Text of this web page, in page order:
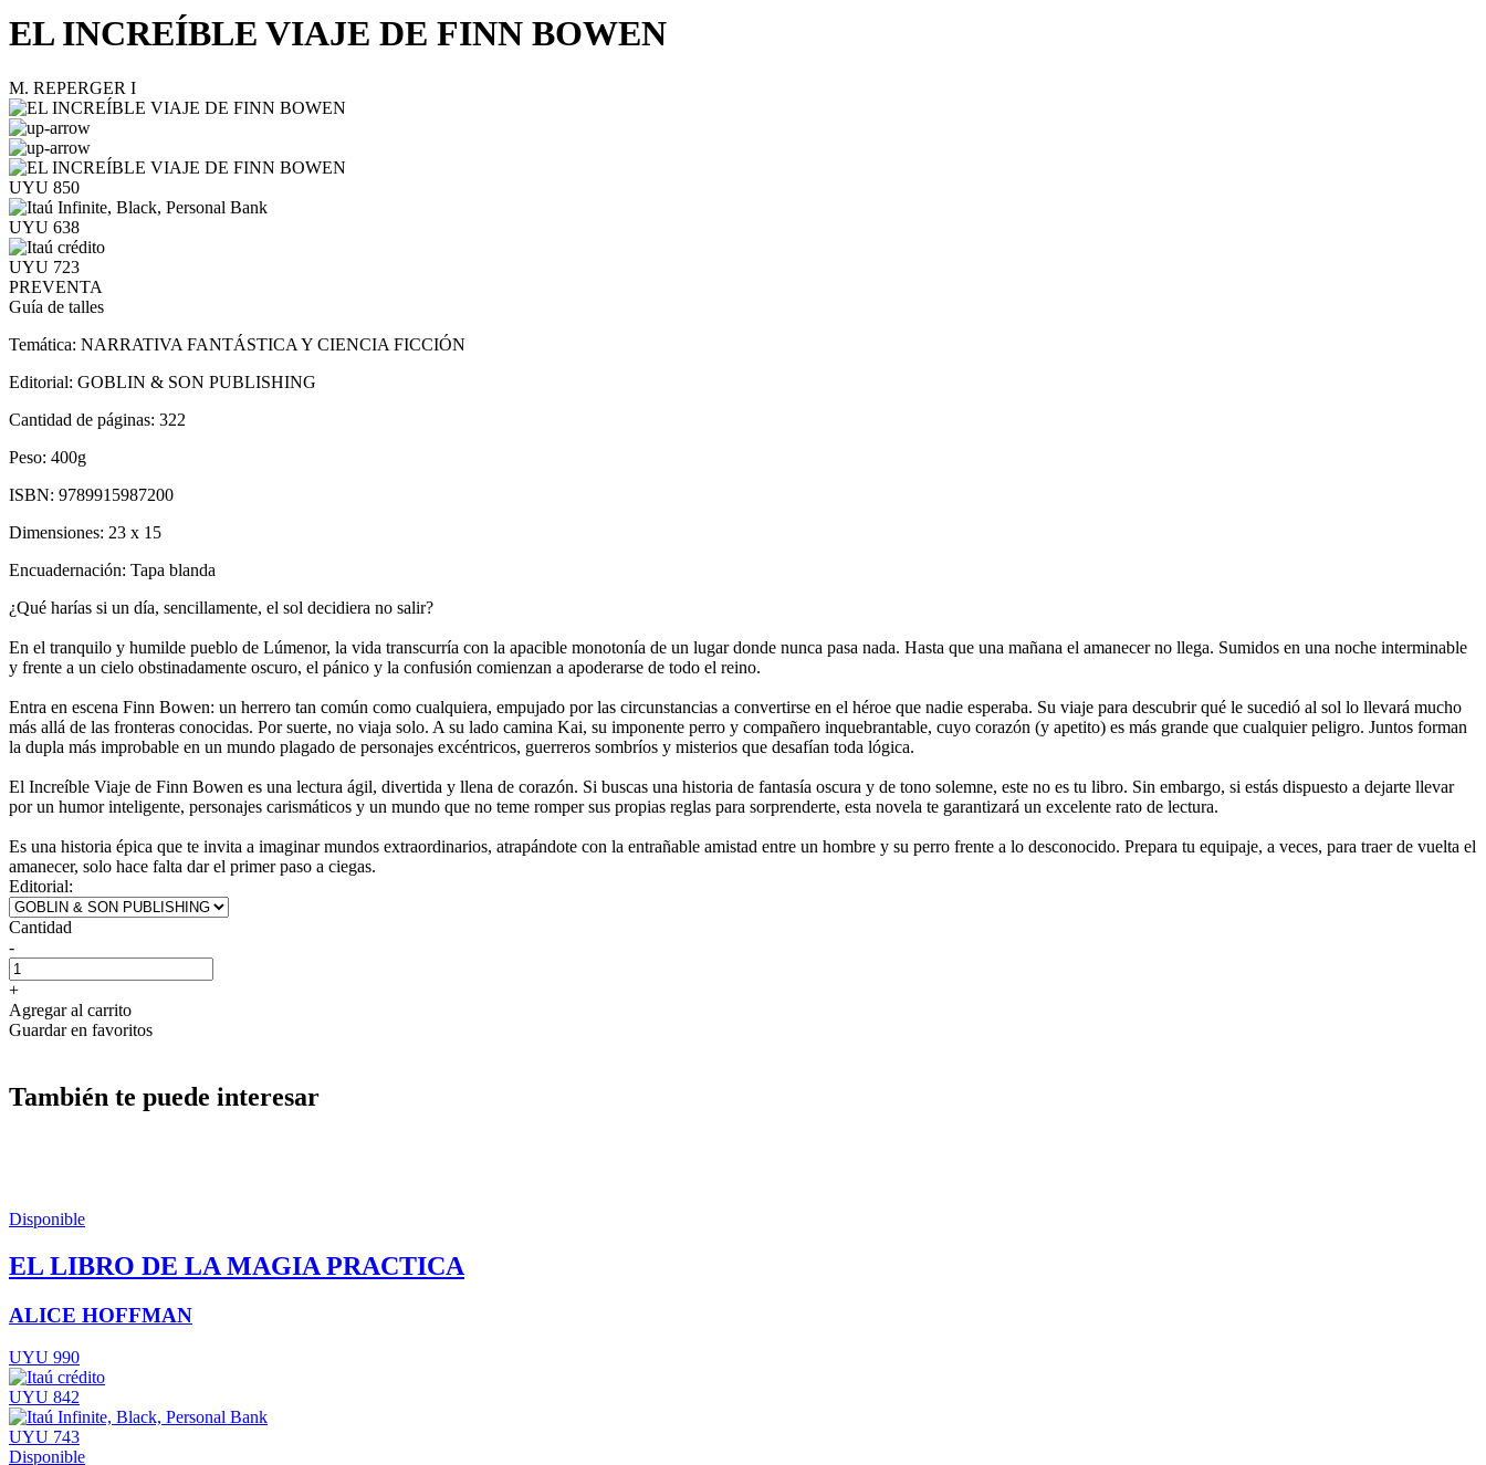
EL INCREÍBLE VIAJE DE FINN BOWEN
M. REPERGER I
UYU 850
UYU 638
UYU 723
PREVENTA
Guía de talles
Temática: NARRATIVA FANTÁSTICA Y CIENCIA FICCIÓN
Editorial: GOBLIN & SON PUBLISHING
Cantidad de páginas: 322
Peso: 400g
ISBN: 9789915987200
Dimensiones: 23 x 15
Encuadernación: Tapa blanda
¿Qué harías si un día, sencillamente, el sol decidiera no salir?
En el tranquilo y humilde pueblo de Lúmenor, la vida transcurría con la apacible monotonía de un lugar donde nunca pasa nada. Hasta que una mañana el amanecer no llega. Sumidos en una noche interminable
y frente a un cielo obstinadamente oscuro, el pánico y la confusión comienzan a apoderarse de todo el reino.
Entra en escena Finn Bowen: un herrero tan común como cualquiera, empujado por las circunstancias a convertirse en el héroe que nadie esperaba. Su viaje para descubrir qué le sucedió al sol lo llevará mucho
más allá de las fronteras conocidas. Por suerte, no viaja solo. A su lado camina Kai, su imponente perro y compañero inquebrantable, cuyo corazón (y apetito) es más grande que cualquier peligro. Juntos forman
la dupla más improbable en un mundo plagado de personajes excéntricos, guerreros sombríos y misterios que desafían toda lógica.
El Increíble Viaje de Finn Bowen es una lectura ágil, divertida y llena de corazón. Si buscas una historia de fantasía oscura y de tono solemne, este no es tu libro. Sin embargo, si estás dispuesto a dejarte llevar
por un humor inteligente, personajes carismáticos y un mundo que no teme romper sus propias reglas para sorprenderte, esta novela te garantizará un excelente rato de lectura.
Es una historia épica que te invita a imaginar mundos extraordinarios, atrapándote con la entrañable amistad entre un hombre y su perro frente a lo desconocido. Prepara tu equipaje, a veces, para traer de vuelta el
amanecer, solo hace falta dar el primer paso a ciegas.
Editorial:
Cantidad
-
+
Agregar al carrito
Guardar en favoritos
También te puede interesar
Disponible
EL LIBRO DE LA MAGIA PRACTICA
ALICE HOFFMAN
UYU 990
UYU 842
UYU 743
Disponible